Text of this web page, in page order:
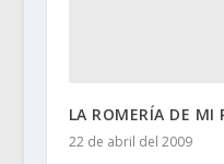
LA ROMERÍA DE MI
22 de abril del 2009